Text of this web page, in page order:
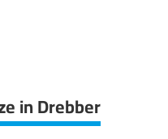
in Drebber